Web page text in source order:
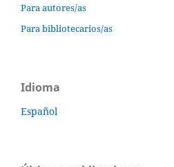
Para autores/as
Para bibliotecarios/as
Idioma
Español